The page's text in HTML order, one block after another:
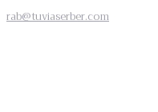
rab@tuviaserber.com